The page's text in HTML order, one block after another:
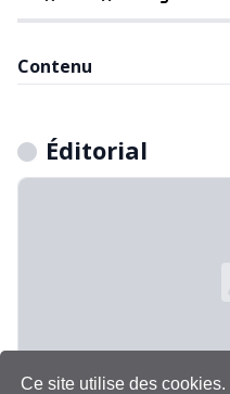
Ce site utilise des
Contenu
Éditorial